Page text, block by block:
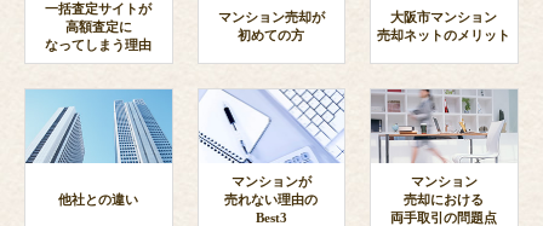
一括査定サイトが
高額査定に
なってしまう理由
マンション売却が
初めての方
大阪市マンション
売却ネットのメリット
他社との違い
マンションが
売れない理由の
Best3
マンション
売却における
両手取引の問題点